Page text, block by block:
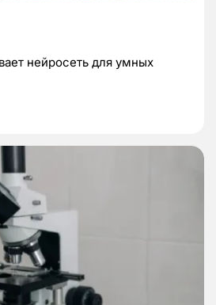
нейросеть для умных